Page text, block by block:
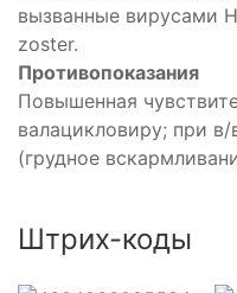
вызванные вирусами
zoster.
Противопоказания
Повышенная
валацикловиру; при
(грудное
Штрих-коды